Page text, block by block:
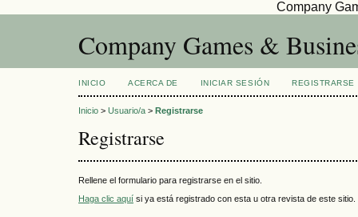
Company
Company Games &
INICIO ACERCA DE INICIAR SESIÓN REGISTRARSE
Inicio > Usuario/a > Registrarse
Registrarse
Rellene el formulario para registrarse en el sitio.
Haga clic aquí si ya está registrado con esta u otra revista de este sitio.